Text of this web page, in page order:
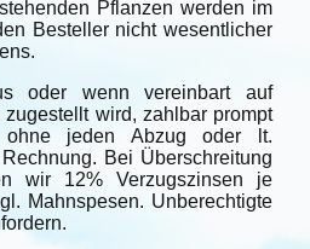
Pflanzen werden im
Besteller nicht wesentlicher
oder wenn vereinbart auf
wird, zahlbar prompt
jeden Abzug oder lt.
Bei Überschreitung
wir 12% Verzugszinsen je
Mahnspesen. Unberechtigte